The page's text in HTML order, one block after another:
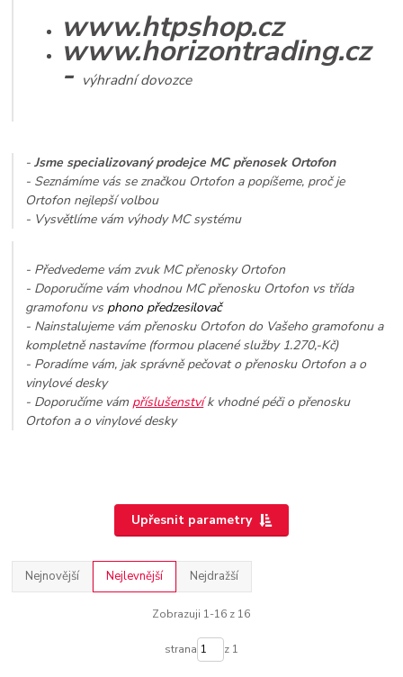
www.htpshop.cz
www.horizontrading.cz
- výhradní dovozce
-Jsme specializovaný prodejce MC přenosek Ortofon
- Seznámíme vás se značkou Ortofon a popíšeme, proč je
Ortofon nejlepší volbou
- Vysvětlíme vám výhody MC systému
- Předvedeme vám zvuk MC přenosky Ortofon
- Doporučíme vám vhodnou MC přenosku Ortofon vs třída
gramofonu vs phono předzesilovač
- Nainstalujeme vám přenosku Ortofon do Vašeho gramofonu a
kompletně nastavíme (formou placené služby 1.270,-Kč)
- Poradíme vám, jak správně pečovat o přenosku Ortofon a o
vinylové desky
- Doporučíme vám příslušenstvík vhodné péči o přenosku
Ortofon a o vinylové desky
Upřesnit parametry
Nejnovější Nejlevnější Nejdražší
Zobrazuji 1-16 z 16
strana z 1